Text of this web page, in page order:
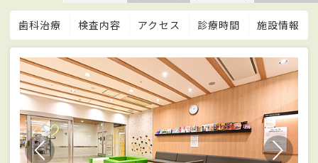
歯科治療 検査内容 アクセス 診療時間 施設情報